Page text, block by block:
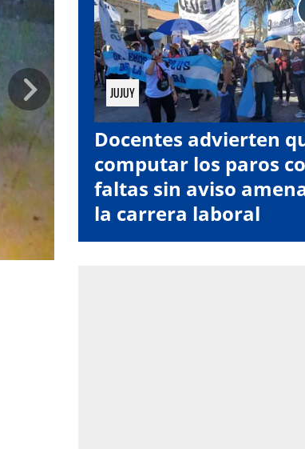
JUJUY
Docentes advierten
computar los paros
faltas sin aviso
la carrera laboral